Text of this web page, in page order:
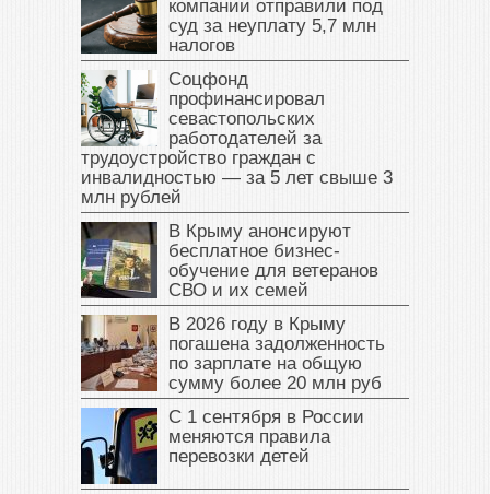
компании отправили под
суд за неуплату 5,7 млн
налогов
Соцфонд
профинансировал
севастопольских
работодателей за
трудоустройство граждан с
инвалидностью — за 5 лет свыше 3
млн рублей
В Крыму анонсируют
бесплатное бизнес-
обучение для ветеранов
СВО и их семей
В 2026 году в Крыму
погашена задолженность
по зарплате на общую
сумму более 20 млн руб
С 1 сентября в России
меняются правила
перевозки детей